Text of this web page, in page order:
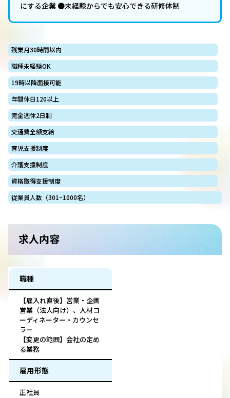
にする企業 ●未経験からでも安心できる研修体制
残業月30時間以内
職種未経験OK
19時以降面接可能
年間休日120以上
完全週休2日制
交通費全額支給
育児支援制度
介護支援制度
資格取得支援制度
従業員人数（301~1000名）
求人内容
職種
【雇入れ直後】営業・企画
営業（法人向け）、人材コ
ーディネーター・カウンセ
ラー
【変更の範囲】会社の定め
る業務
雇用形態
正社員